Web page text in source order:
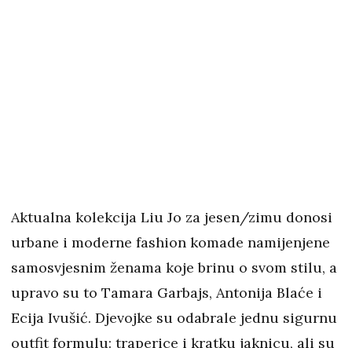
Aktualna kolekcija Liu Jo za jesen/zimu donosi
urbane i moderne fashion komade namijenjene
samosvjesnim ženama koje brinu o svom stilu, a
upravo su to Tamara Garbajs, Antonija Blaće i
Ecija Ivušić. Djevojke su odabrale jednu sigurnu
outfit formulu: traperice i kratku jaknicu, ali su